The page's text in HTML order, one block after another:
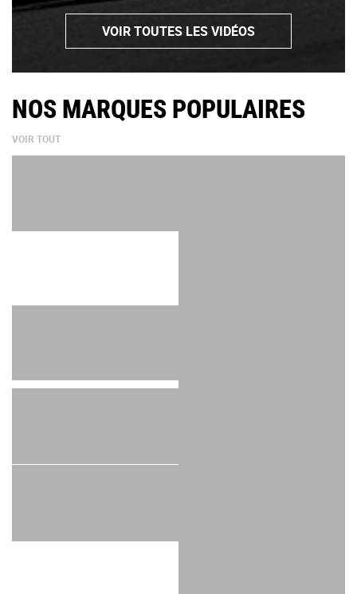
VOIR TOUTES LES VIDÉOS
NOS MARQUES POPULAIRES
VOIR TOUT